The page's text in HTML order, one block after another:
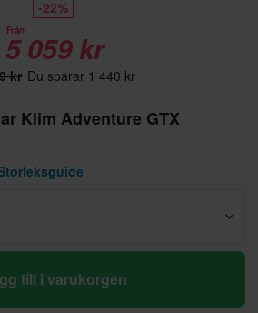
-22%
Från
5 059 kr
kr Du sparar 1 440 kr
Klim Adventure GTX
till i varukorgen